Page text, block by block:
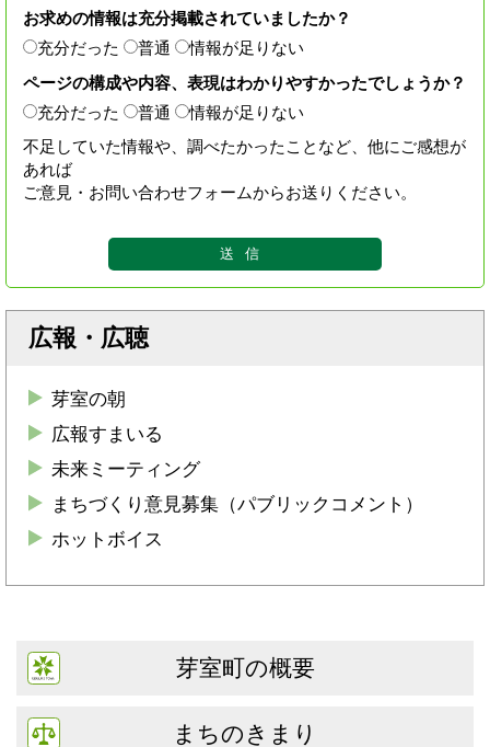
お求めの情報は充分掲載されていましたか？
充分だった
普通
情報が足りない
ページの構成や内容、表現はわかりやすかったでしょうか？
充分だった
普通
情報が足りない
不足していた情報や、調べたかったことなど、他にご感想が
あれば
ご意見・お問い合わせフォームからお送りください。
広報・広聴
芽室の朝
広報すまいる
未来ミーティング
まちづくり意見募集（パブリックコメント）
ホットボイス
芽室町の概要
まちのきまり